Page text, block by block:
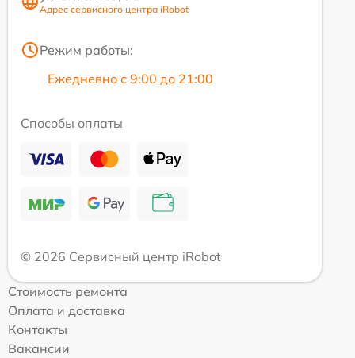
Адрес сервисного центра iRobot
Режим работы:
Ежедневно с 9:00 до 21:00
Способы оплаты
© 2026 Сервисный центр iRobot
Стоимость ремонта
Оплата и доставка
Контакты
Вакансии